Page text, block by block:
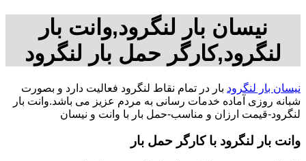
نیسان بار لنگرود,وانت بار
لنگرود,کارگر حمل بار لنگرود
نیسان بار لنگرود بار در تمام نقاط لنگرود فعالیت دارد و بصورت
شبانه روزی آماده خدمات رسانی به مردم عزیز می باشد.وانت بار
لنگرود-قیمت ارزان و مناسب-حمل بار با وانت و نیسان
وانت بار لنگرود با کارگر حمل بار